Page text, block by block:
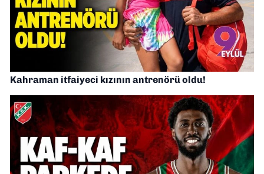
Kahraman itfaiyeci kızının antrenörü oldu!